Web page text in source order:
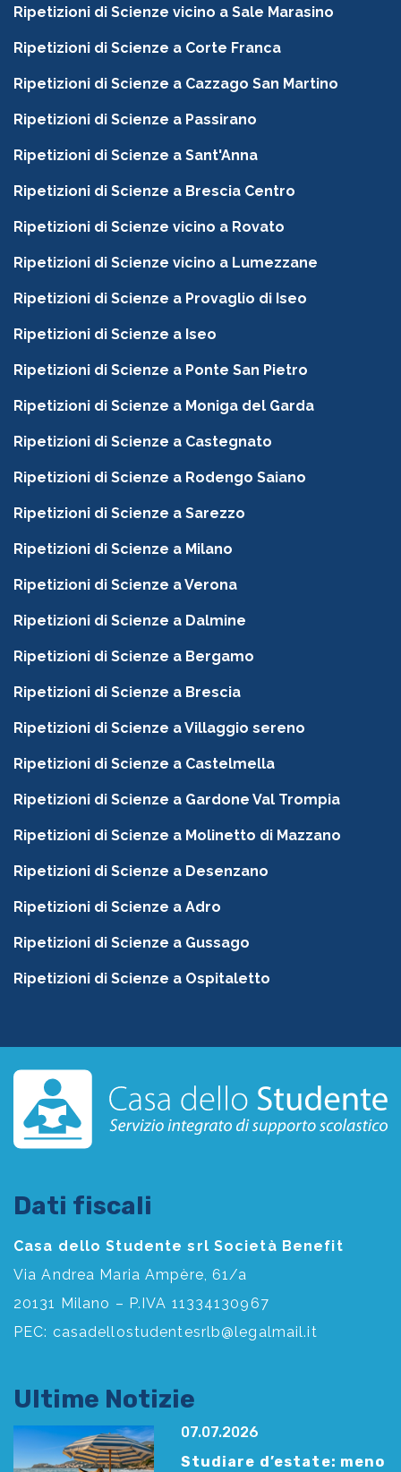
Ripetizioni di Scienze vicino a Sale Marasino
Ripetizioni di Scienze a Corte Franca
Ripetizioni di Scienze a Cazzago San Martino
Ripetizioni di Scienze a Passirano
Ripetizioni di Scienze a Sant'Anna
Ripetizioni di Scienze a Brescia Centro
Ripetizioni di Scienze vicino a Rovato
Ripetizioni di Scienze vicino a Lumezzane
Ripetizioni di Scienze a Provaglio di Iseo
Ripetizioni di Scienze a Iseo
Ripetizioni di Scienze a Ponte San Pietro
Ripetizioni di Scienze a Moniga del Garda
Ripetizioni di Scienze a Castegnato
Ripetizioni di Scienze a Rodengo Saiano
Ripetizioni di Scienze a Sarezzo
Ripetizioni di Scienze a Milano
Ripetizioni di Scienze a Verona
Ripetizioni di Scienze a Dalmine
Ripetizioni di Scienze a Bergamo
Ripetizioni di Scienze a Brescia
Ripetizioni di Scienze a Villaggio sereno
Ripetizioni di Scienze a Castelmella
Ripetizioni di Scienze a Gardone Val Trompia
Ripetizioni di Scienze a Molinetto di Mazzano
Ripetizioni di Scienze a Desenzano
Ripetizioni di Scienze a Adro
Ripetizioni di Scienze a Gussago
Ripetizioni di Scienze a Ospitaletto
Dati fiscali
Casa dello Studente srl Società Benefit
Via Andrea Maria Ampère, 61/a
20131 Milano – P.IVA 11334130967
PEC: casadellostudentesrlb@legalmail.it
Ultime Notizie
07.07.2026
Studiare d’estate: meno